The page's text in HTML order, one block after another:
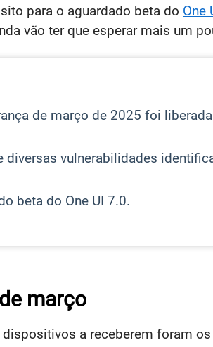
para o aguardado beta do One
vão ter que esperar mais um
de março de 2025 foi
diversas vulnerabilidades
beta do One UI 7.0.
março
a receberem foram